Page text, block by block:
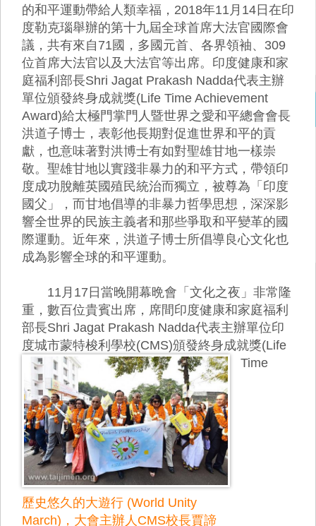
的和平運動帶給人類幸福，2018年11月14日在印
度勒克瑙舉辦的第十九屆全球首席大法官國際會
議，共有來自71國，多國元首、各界領袖、309
位首席大法官以及大法官等出席。印度健康和家
庭福利部長Shri Jagat Prakash Nadda代表主辦
單位頒發終身成就獎(Life Time Achievement
Award)給太極門掌門人暨世界之愛和平總會會長
洪道子博士，表彰他長期對促進世界和平的貢
獻，也意味著對洪博士有如對聖雄甘地一樣崇
敬。聖雄甘地以實踐非暴力的和平方式，帶領印
度成功脫離英國殖民統治而獨立，被尊為「印度
國父」，而甘地倡導的非暴力哲學思想，深深影
響全世界的民族主義者和那些爭取和平變革的國
際運動。近年來，洪道子博士所倡導良心文化也
成為影響全球的和平運動。
11月17日當晚開幕晩會「文化之夜」非常隆
重，數百位貴賓出席，席間印度健康和家庭福利
部長Shri Jagat Prakash Nadda代表主辦單位印
度城市蒙特梭利學校
歷史悠久的大遊行 (World Unity
March)，大會主辦人CMS校長賈諦
(CMS)頒發終身成就獎(Life
Time